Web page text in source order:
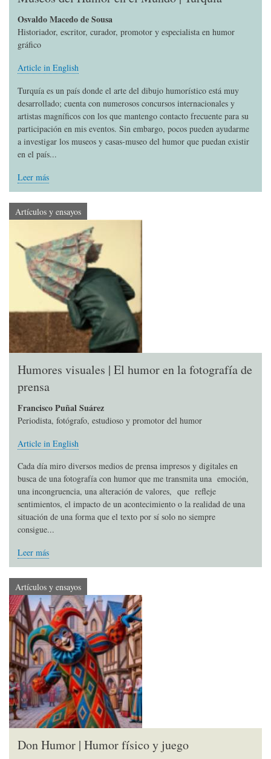
Osvaldo Macedo de Sousa
Historiador, escritor, curador, promotor y especialista en humor
gráfico
Article in English
Turquía es un país donde el arte del dibujo humorístico está muy
desarrollado; cuenta con numerosos concursos internacionales y
artistas magníficos con los que mantengo contacto frecuente para su
participación en mis eventos. Sin embargo, pocos pueden ayudarme
a investigar los museos y casas-museo del humor que puedan existir
en el país...
Leer más
Artículos y ensayos
Humores visuales | El humor en la fotografía de
prensa
Francisco Puñal Suárez
Periodista, fotógrafo, estudioso y promotor del humor
Article in English
Cada día miro diversos medios de prensa impresos y digitales en
busca de una fotografía con humor que me transmita una emoción,
una incongruencia, una alteración de valores, que refleje
sentimientos, el impacto de un acontecimiento o la realidad de una
situación de una forma que el texto por sí solo no siempre
consigue...
Leer más
Artículos y ensayos
Don Humor | Humor físico y juego